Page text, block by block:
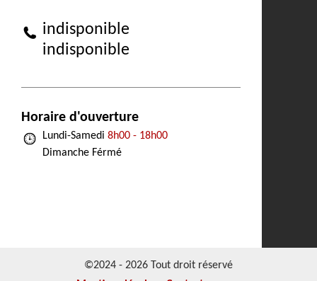
indisponible
indisponible
Horaire d'ouverture
Lundi-Samedi 8h00 - 18h00
Dimanche Férmé
©2024 - 2026 Tout droit réservé